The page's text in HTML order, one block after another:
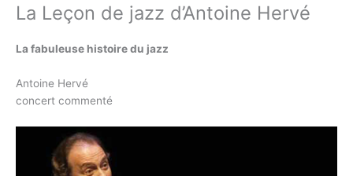
La Leçon de jazz d’Antoine Hervé
La fabuleuse histoire du jazz
Antoine Hervé
concert commenté